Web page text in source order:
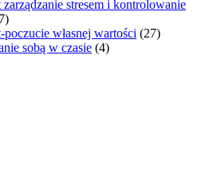
zarządzanie stresem i kontrolowanie
poczucie własnej wartości (27)
sobą w czasie (4)